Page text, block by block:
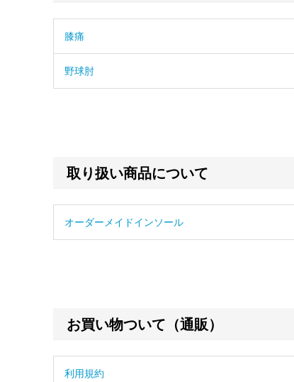
膝痛
野球肘
取り扱い商品について
オーダーメイドインソール
お買い物ついて（通販）
利用規約